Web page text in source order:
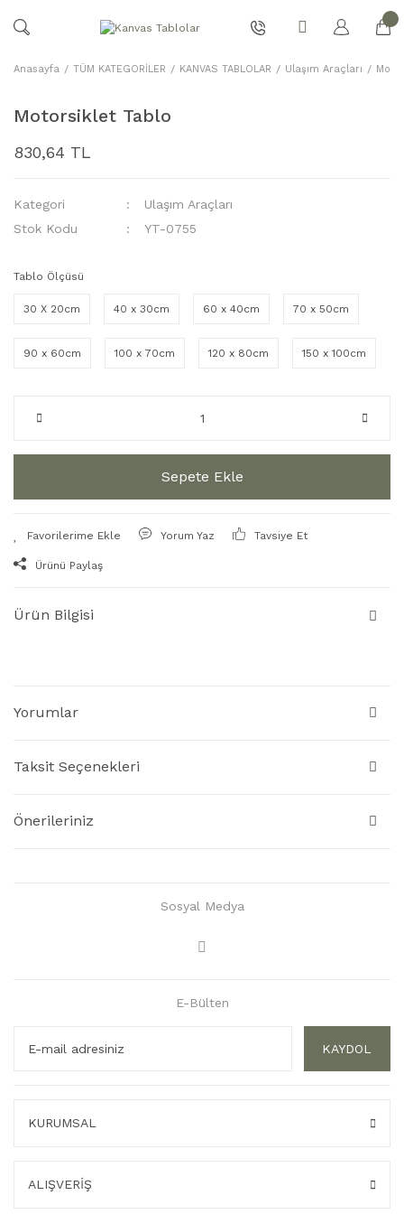
Anasayfa TÜM KATEGORİLER KANVAS TABLOLAR Ulaşım Araçları
Motorsiklet Tablo
830,64 TL
Kategori
Ulaşım Araçları
Stok Kodu
YT-0755
Tablo Ölçüsü
30 X 20cm 40 x 30cm 60 x 40cm 70 x 50cm
90 x 60cm 100 x 70cm 120 x 80cm 150 x 100cm
Sepete Ekle
Yorum Yaz Tavsiye Et
Ürünü Paylaş
Ürün Bilgisi
Yorumlar
Taksit Seçenekleri
Önerileriniz
Sosyal Medya
E-Bülten
KAYDOL
KURUMSAL
ALIŞVERİŞ